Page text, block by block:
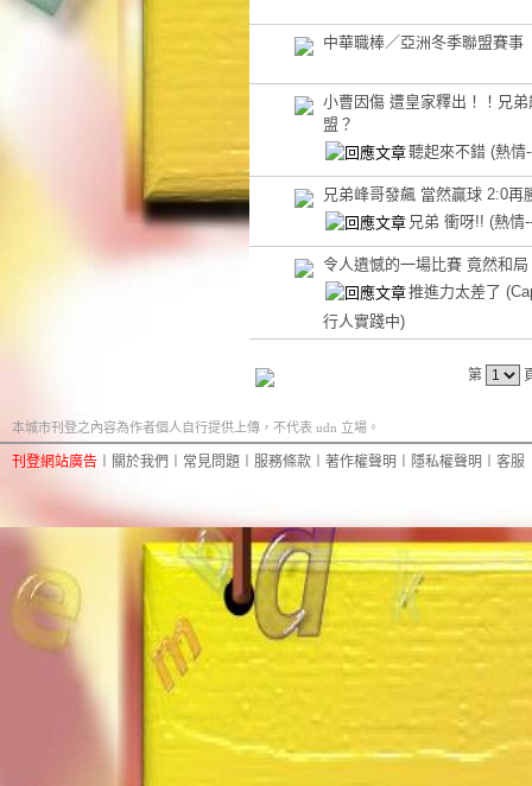
中華職棒／亞洲冬季聯盟賽
小曹因傷 遭皇家釋出！！兄
盟？
聽起來不錯 (熱情
兄弟峰哥發飆 當然贏球 2:0再
兄弟 衝呀!! (熱情
令人遺憾的一場比賽 竟然和局
推進力太差了
行人實踐中)
第
本城市刊登之內容為作者個人自行提供上傳，不代表 udn 立場。
刊登網站廣告 關於我們 常見問題 服務條款 著作權聲明 隱私權聲明 客服